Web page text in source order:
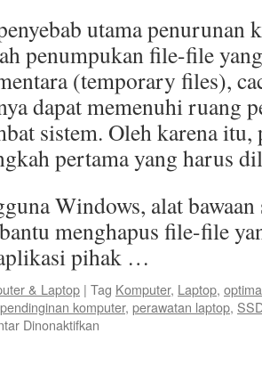
utama penurunan
penumpukan file-file
(temporary files),
dapat memenuhi ruang
sistem. Oleh karena
pertama yang harus
Windows, alat
menghapus file-file
pihak …
& Laptop | Tag Komputer, Laptop,
pendinginan komputer, perawatan laptop,
Dinonaktifkan